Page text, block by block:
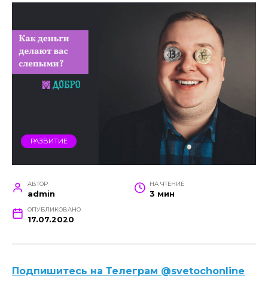
РАЗВИТИЕ
АВТОР
admin
НА ЧТЕНИЕ
3 мин
ОПУБЛИКОВАНО
17.07.2020
Подпишитесь на Телеграм @svetochonline